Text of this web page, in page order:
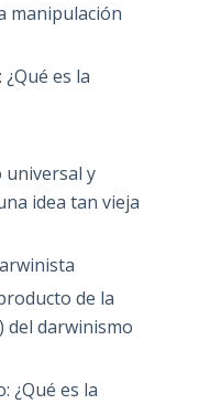
manipulación
es la
universal y
idea tan vieja
de la
del darwinismo
¿Qué es la